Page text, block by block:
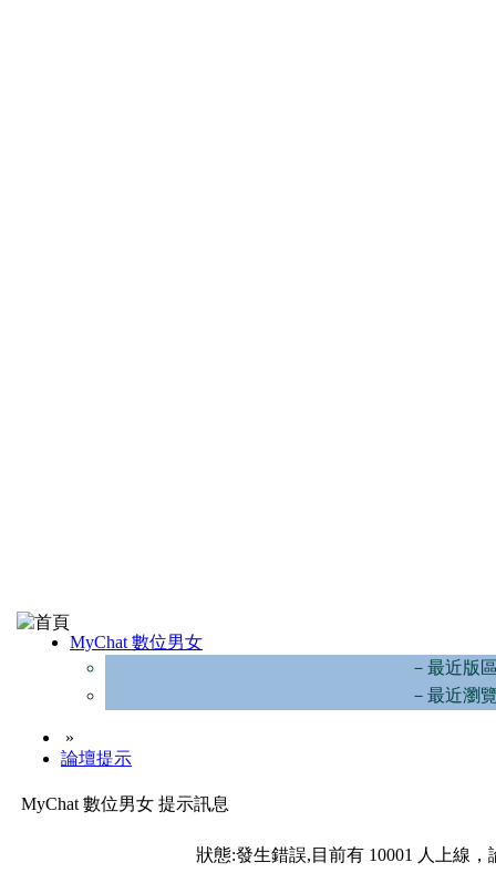
MyChat 數位男女
－最近版
－最近瀏
»
論壇提示
MyChat 數位男女 提示訊息
狀態:發生錯誤,目前有 10001 人上線